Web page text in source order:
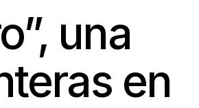
una
en